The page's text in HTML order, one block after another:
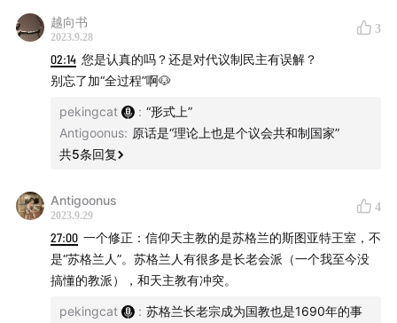
3 建立理解17世纪英国历史的框架
4 斯图亚特王朝的5个阶段
5 理解17世纪光荣革命面对的3个重要问题：
b 封建制转向君主制的矛盾
c 单一宗教转向多元宗教的矛盾
6 17世纪是个什么样的世纪
越向书
2023.9.28
3
02:14 您是认真的吗？还是对代议制民主有误解？
别忘了加“全过程”啊🐶
pekingcat : “形式上”
Antigoonus: 原话是“理论上也是个议会共和制国家”
共5条回复
Antigoonus
2023.9.29
4
27:00 一个修正：信仰天主教的是苏格兰的斯图亚特王室，不
是“苏格兰人”。苏格兰人有很多是长老会派（一个我至今没
搞懂的教派），和天主教有冲突。
pekingcat : 苏格兰长老宗成为国教也是1690年的事